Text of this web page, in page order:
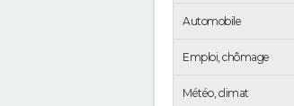
Automobile
Emploi, chômage
Météo, climat